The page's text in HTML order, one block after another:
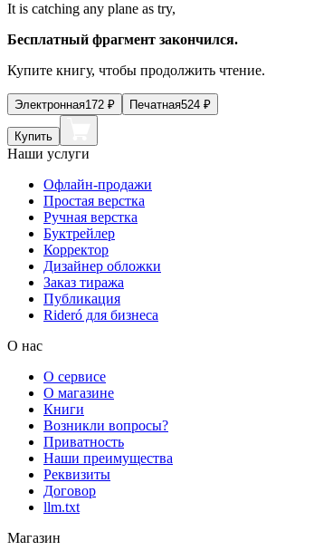
It is catching any plane as try,
Бесплатный фрагмент закончился.
Купите книгу, чтобы продолжить чтение.
Электронная172 ₽ Печатная524 ₽
Купить
Наши услуги
Офлайн-продажи
Простая верстка
Ручная верстка
Буктрейлер
Корректор
Дизайнер обложки
Заказ тиража
Публикация
Rideró для бизнеса
О нас
О сервисе
О магазине
Книги
Возникли вопросы?
Приватность
Наши преимущества
Реквизиты
Договор
llm.txt
Магазин